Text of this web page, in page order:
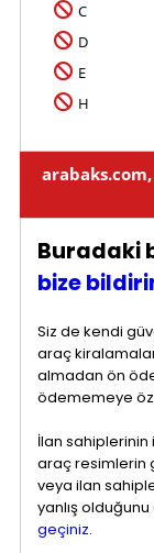
C
D
E
H
Buradaki
bize
Siz de kendi
araç
almadan ön
ödememeye
İlan
araç resimlerin
veya ilan
yanlış
geçiniz.